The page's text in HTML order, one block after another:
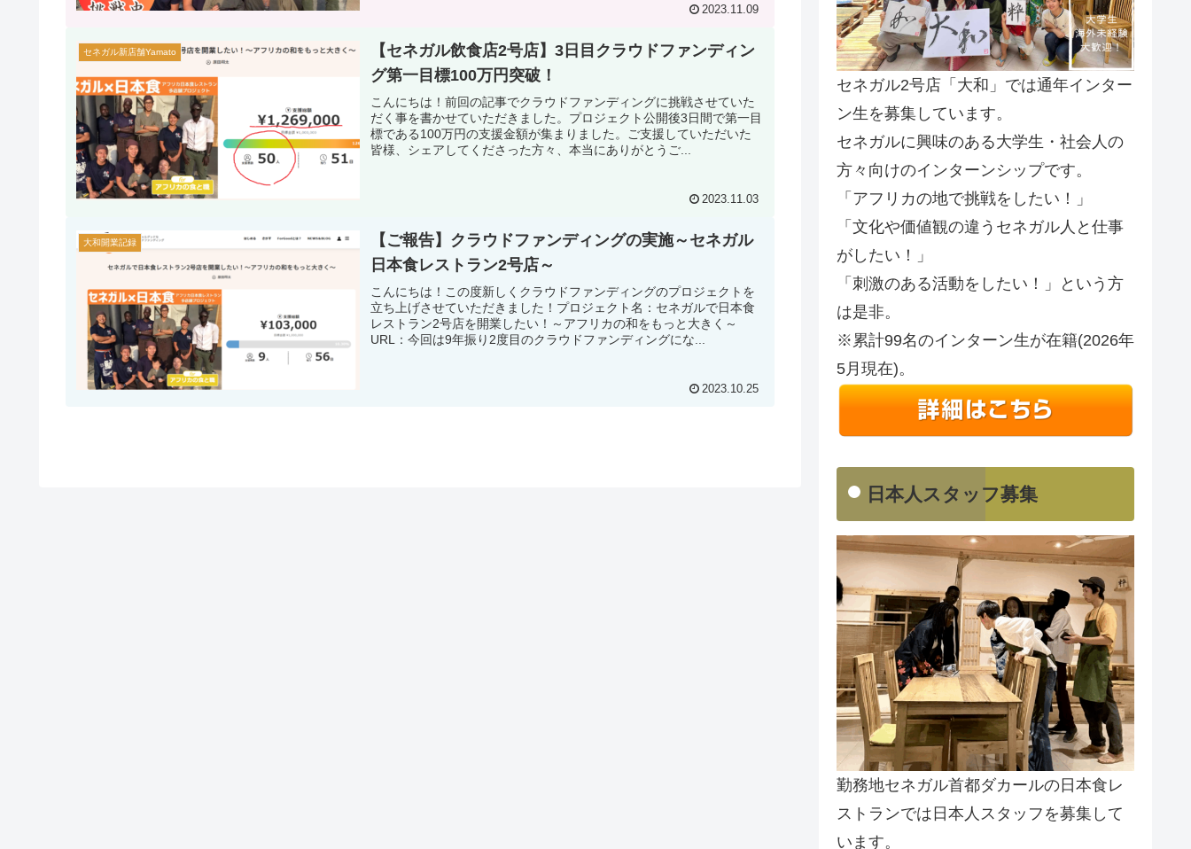
2023.11.09
セネガル新店舗Yamato
【セネガル飲食店2号店】3日目クラウドファンディン
グ第一目標100万円突破！
こんにちは！前回の記事でクラウドファンディングに挑戦させていた
だく事を書かせていただきました。プロジェクト公開後3日間で第一目
標である100万円の支援金額が集まりました。ご支援していただいた
皆様、シェアしてくださった方々、本当にありがとうご...
2023.11.03
大和開業記録
【ご報告】クラウドファンディングの実施～セネガル
日本食レストラン2号店～
こんにちは！この度新しくクラウドファンディングのプロジェクトを
立ち上げさせていただきました！プロジェクト名：セネガルで日本食
レストラン2号店を開業したい！～アフリカの和をもっと大きく～
URL：今回は9年振り2度目のクラウドファンディングにな...
2023.10.25
セネガル2号店「大和」では通年インター
ン生を募集しています。
セネガルに興味のある大学生・社会人の
方々向けのインターンシップです。
「アフリカの地で挑戦をしたい！」
「文化や価値観の違うセネガル人と仕事
がしたい！」
「刺激のある活動をしたい！」という方
は是非。
※累計99名のインターン生が在籍(2026年
5月現在)。
日本人スタッフ募集
勤務地セネガル首都ダカールの日本食レ
ストランでは日本人スタッフを募集して
います。